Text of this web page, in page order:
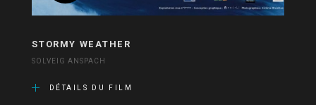
STORMY WEATHER
SOLVEIG ANSPACH
DÉTAILS DU FILM